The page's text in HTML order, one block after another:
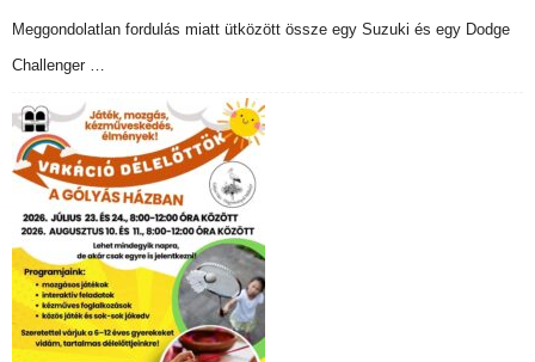
Meggondolatlan fordulás miatt ütközött össze egy Suzuki és egy Dodge
Challenger …